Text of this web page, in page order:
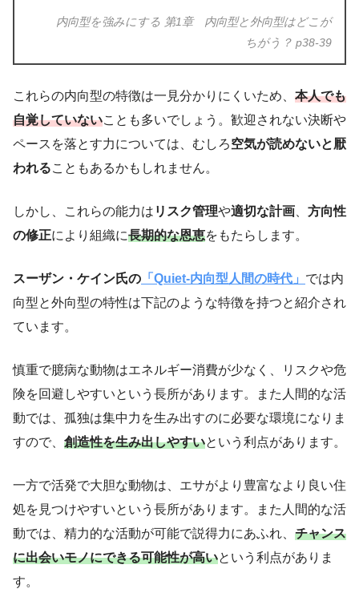
内向型を強みにする 第1章 内向型と外向型はどこが
ちがう？ p38-39
これらの内向型の特徴は一見分かりにくいため、 本人でも
自覚していないことも多いでしょう。歓迎されない決断や
ペースを落とす力については、むしろ空気が読めないと厭
われることもあるかもしれません。
しかし、これらの能力は リスク管理や適切な計画
方向性
の修正により組織に長期的な恩恵をもたらします。
スーザン・ケイン氏の 「Quiet-内向型人間の時代」 では内
向型と外向型の特性は下記のような特徴を持つと紹介され
ています。
慎重で臆病な動物はエネルギー消費が少なく、リスクや危
険を回避しやすいという長所があります。また人間的な活
動では、孤独は集中力を生み出すのに必要な環境になりま
すので、 創造性を生み出しやすいという利点があります。
一方で活発で大胆な動物は、エサがより豊富なより良い住
処を見つけやすいという長所があります。また人間的な活
動では、精力的な活動が可能で説得力にあふれ、 チャンス
に出会いモノにできる可能性が高いという利点がありま
す。